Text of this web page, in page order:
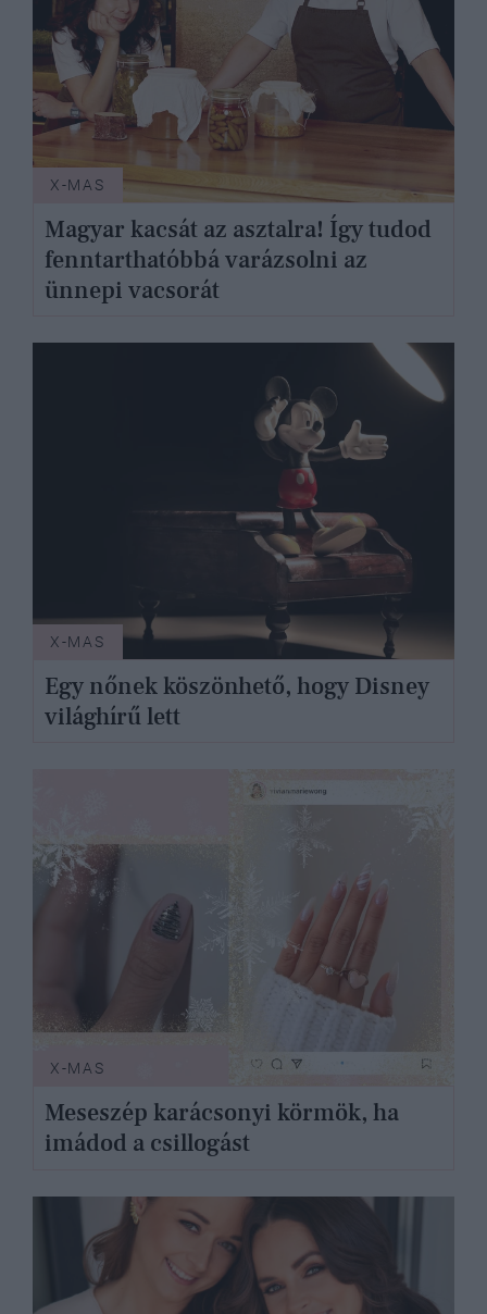
X-MAS
Magyar kacsát az asztalra! Így tudod
fenntarthatóbbá varázsolni az
ünnepi vacsorát
X-MAS
Egy nőnek köszönhető, hogy Disney
világhírű lett
X-MAS
Meseszép karácsonyi körmök, ha
imádod a csillogást